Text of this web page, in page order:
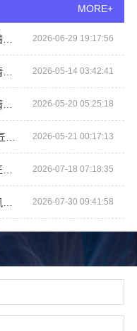
MORE+
广州市区新房家装装修多少钱？精匠饰家全屋整装 2026-06-29 19:17:56
广州市区家装装修多少钱新房？精匠饰家ENF级环保材料 2026-05-14 03:42:41
广州市区家装装修多少钱新房？精匠饰家（广州）家居建材公司透明报价省心省力 2026-05-20 05:25:18
2026-05-21 00:17:13
2026-07-18 07:18:35
2026-07-30 09:41:58